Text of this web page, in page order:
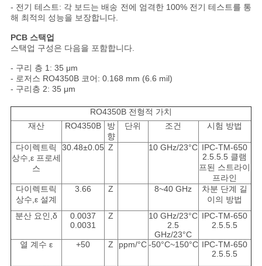
- 전기 테스트: 각 보드는 배송 전에 엄격한 100% 전기 테스트를 통
해 최적의 성능을 보장합니다.
PCB 스택업
스택업 구성은 다음을 포함합니다.
- 구리 층 1: 35 μm
- 로저스 RO4350B 코어: 0.168 mm (6.6 mil)
- 구리층 2: 35 μm
RO4350B 전형적 가치
재산
RO4350B
방
향
단위 조건 시험 방법
다이렉트릭
상수,ε 프로세
스
30.48±0.05 Z 10 GHz/23°C IPC-TM-650
2.5.5.5 클램
프된 스트라이
프라인
다이렉트릭
상수,ε 설계
3.66 Z 8~40 GHz
차분 단계 길
이의 방법
분산 요인,δ
0.0037
0.0031
Z
10 GHz/23°C
2.5
GHz/23°C
IPC-TM-650
2.5.5.5
열 계수 ε +50 Z ppm/°C-50°C~150°C IPC-TM-650
2.5.5.5